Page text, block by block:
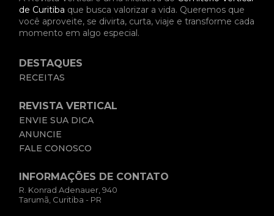
de Curitiba que busca valorizar a vida. Queremos que
você aproveite, se divirta, curta, viaje e transforme cada
momento em algo especial.
DESTAQUES
RECEITAS
REVISTA VERTICAL
ENVIE SUA DICA
ANUNCIE
FALE CONOSCO
INFORMAÇÕES DE CONTATO
R. Konrad Adenauer, 940
Tarumã, Curitiba - PR